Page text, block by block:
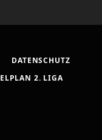
DATENSCHUTZ
2. LIGA